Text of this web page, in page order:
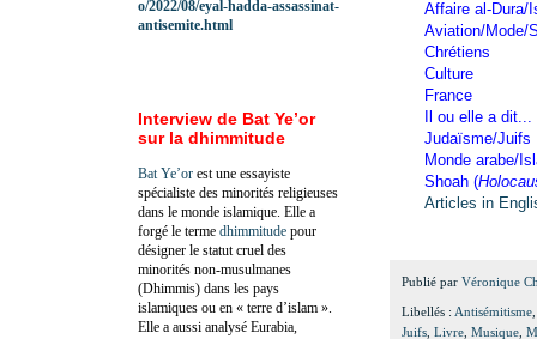
Affaire al-Dura/
Aviation/Mode/
Chrétiens
Culture
France
Il ou elle a dit...
Judaïsme/Juifs
Monde arabe/
Shoah (
Articles in
Publié par Véronique
Libellés : Antisémitisme
Juifs Livre Musique
o/2022/08/eyal-hadda-assassinat-
antisemite.html
Interview de Bat Ye’or
sur la dhimmitude
Bat Ye’or est une essayiste
spécialiste des minorités religieuses
dans le monde islamique. Elle a
forgé le terme dhimmitude pour
désigner le statut cruel des
minorités non-musulmanes
(Dhimmis) dans les pays
islamiques ou en « terre d’islam ».
Elle a aussi analysé Eurabia,